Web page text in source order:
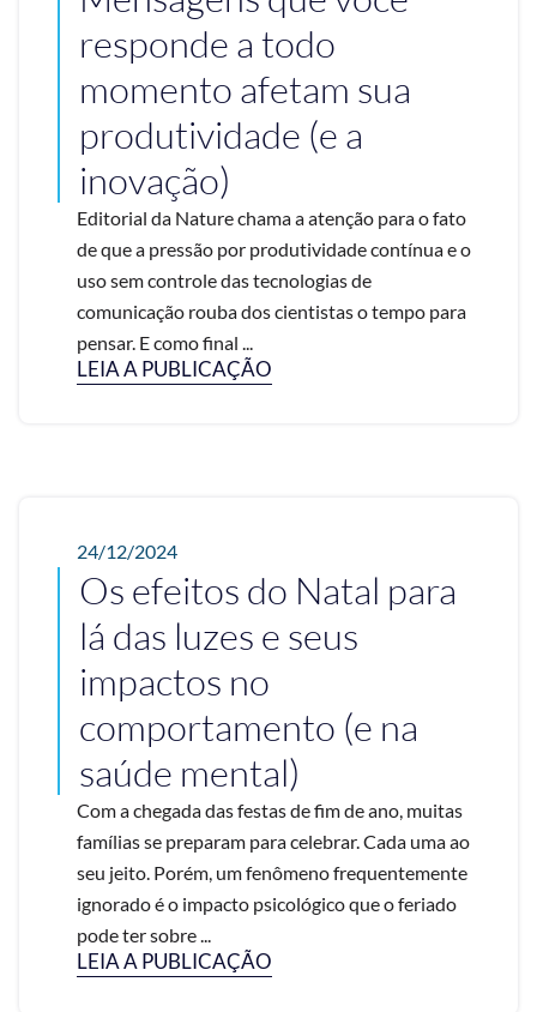
responde a todo
momento afetam sua
produtividade (e a
inovação)
Editorial da Nature chama a atenção para o fato
de que a pressão por produtividade contínua e o
uso sem controle das tecnologias de
comunicação rouba dos cientistas o tempo para
pensar. E como final ...
LEIA A PUBLICAÇÃO
24/12/2024
Os efeitos do Natal para
lá das luzes e seus
impactos no
comportamento (e na
saúde mental)
Com a chegada das festas de fim de ano, muitas
famílias se preparam para celebrar. Cada uma ao
seu jeito. Porém, um fenômeno frequentemente
ignorado é o impacto psicológico que o feriado
pode ter sobre ...
LEIA A PUBLICAÇÃO